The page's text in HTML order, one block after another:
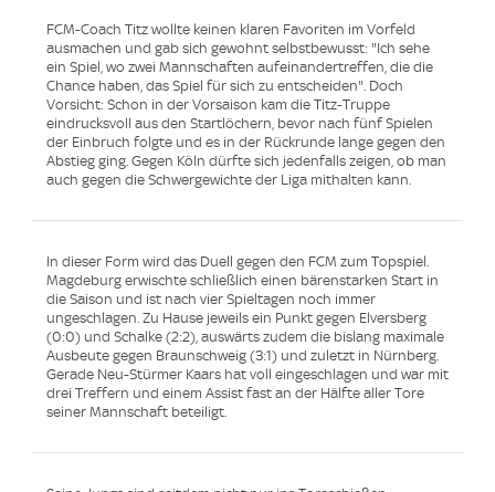
FCM-Coach Titz wollte keinen klaren Favoriten im Vorfeld
ausmachen und gab sich gewohnt selbstbewusst: "Ich sehe
ein Spiel, wo zwei Mannschaften aufeinandertreffen, die die
Chance haben, das Spiel für sich zu entscheiden". Doch
Vorsicht: Schon in der Vorsaison kam die Titz-Truppe
eindrucksvoll aus den Startlöchern, bevor nach fünf Spielen
der Einbruch folgte und es in der Rückrunde lange gegen den
Abstieg ging. Gegen Köln dürfte sich jedenfalls zeigen, ob man
auch gegen die Schwergewichte der Liga mithalten kann.
In dieser Form wird das Duell gegen den FCM zum Topspiel.
Magdeburg erwischte schließlich einen bärenstarken Start in
die Saison und ist nach vier Spieltagen noch immer
ungeschlagen. Zu Hause jeweils ein Punkt gegen Elversberg
(0:0) und Schalke (2:2), auswärts zudem die bislang maximale
Ausbeute gegen Braunschweig (3:1) und zuletzt in Nürnberg.
Gerade Neu-Stürmer Kaars hat voll eingeschlagen und war mit
drei Treffern und einem Assist fast an der Hälfte aller Tore
seiner Mannschaft beteiligt.